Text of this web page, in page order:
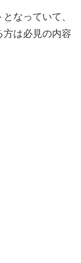
なっていて、
方は必見の内容